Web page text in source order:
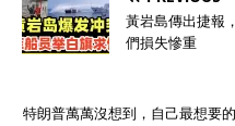
黃岩島傳出捷報
們損失慘重
特朗普萬萬沒想到，自己最想要